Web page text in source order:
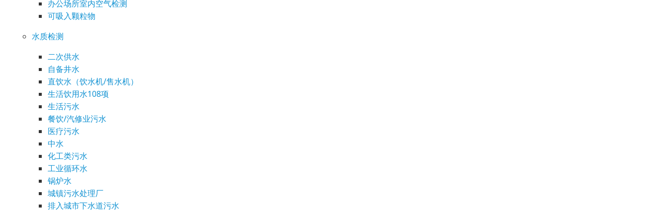
办公场所室内空气检测
可吸入颗粒物
水质检测
二次供水
自备井水
直饮水（饮水机/售水机）
生活饮用水108项
生活污水
餐饮/汽修业污水
医疗污水
中水
化工类污水
工业循环水
锅炉水
城镇污水处理厂
排入城市下水道污水